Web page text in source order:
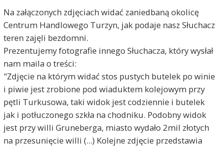
Na załączonych zdjęciach widać zaniedbaną okolicę
Centrum Handlowego Turzyn, jak podaje nasz Słuchacz
teren zajęli bezdomni.
Prezentujemy fotografie innego Słuchacza, który wysłał
nam maila o treści:
"Zdjęcie na którym widać stos pustych butelek po winie
i piwie jest zrobione pod wiaduktem kolejowym przy
pętli Turkusowa, taki widok jest codziennie i butelek
jak i potłuczonego szkła na chodniku. Podobny widok
jest przy willi Gruneberga, miasto wydało 2mil złotych
na przesunięcie willi (...) Kolejne zdjęcie przedstawia